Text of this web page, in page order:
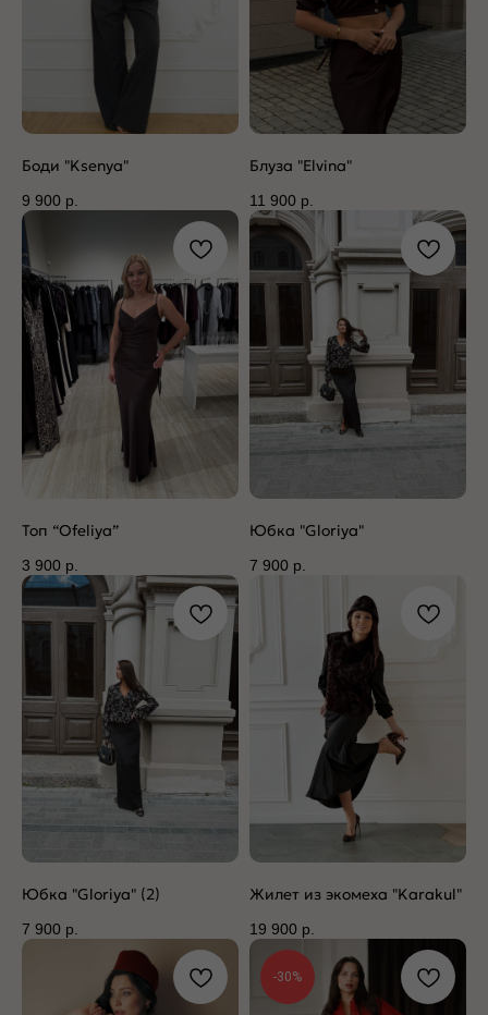
Боди "Ksenya"
9 900 р.
Блуза "Elvina"
11 900 р.
Топ “Ofeliya”
3 900 р.
Юбка "Gloriya"
7 900 р.
Юбка "Gloriya" (2)
7 900 р.
Жилет из экомеха "Karakul"
19 900 р.
-30%